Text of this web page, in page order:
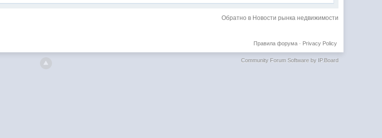
Обратно в Новости рынка недвижимости
Privacy Policy
Правила форума·
Community Forum Software by IP.Board